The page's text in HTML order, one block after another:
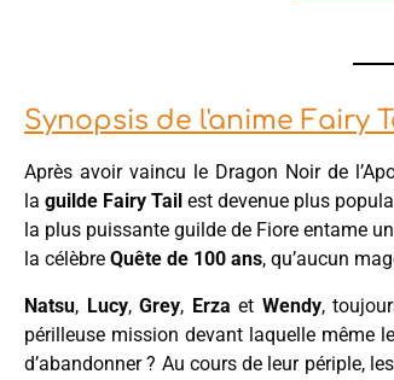
Synopsis de l'anime Fairy
Après avoir vaincu le Dragon Noir de
la guilde Fairy Tail est devenue plus
la plus puissante guilde de Fiore entame
la célèbre Quête de 100 ans, qu’aucun
Natsu, Lucy,Grey, Erza et Wendy,
périlleuse mission devant laquelle même
d’abandonner ? Au cours de leur périple,